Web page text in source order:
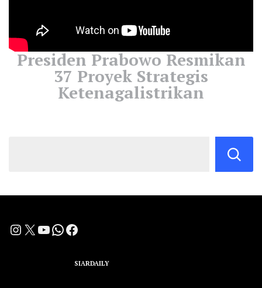
Presiden Prabowo Resmikan
37 Proyek Strategis
Ketenagalistrikan
Instagram
X YouTube
WhatsApp
Facebook
SIARDAILY